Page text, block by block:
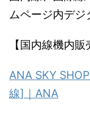
ムページ内デジ
【国内線機内販
ANA SKY
線]｜ANA